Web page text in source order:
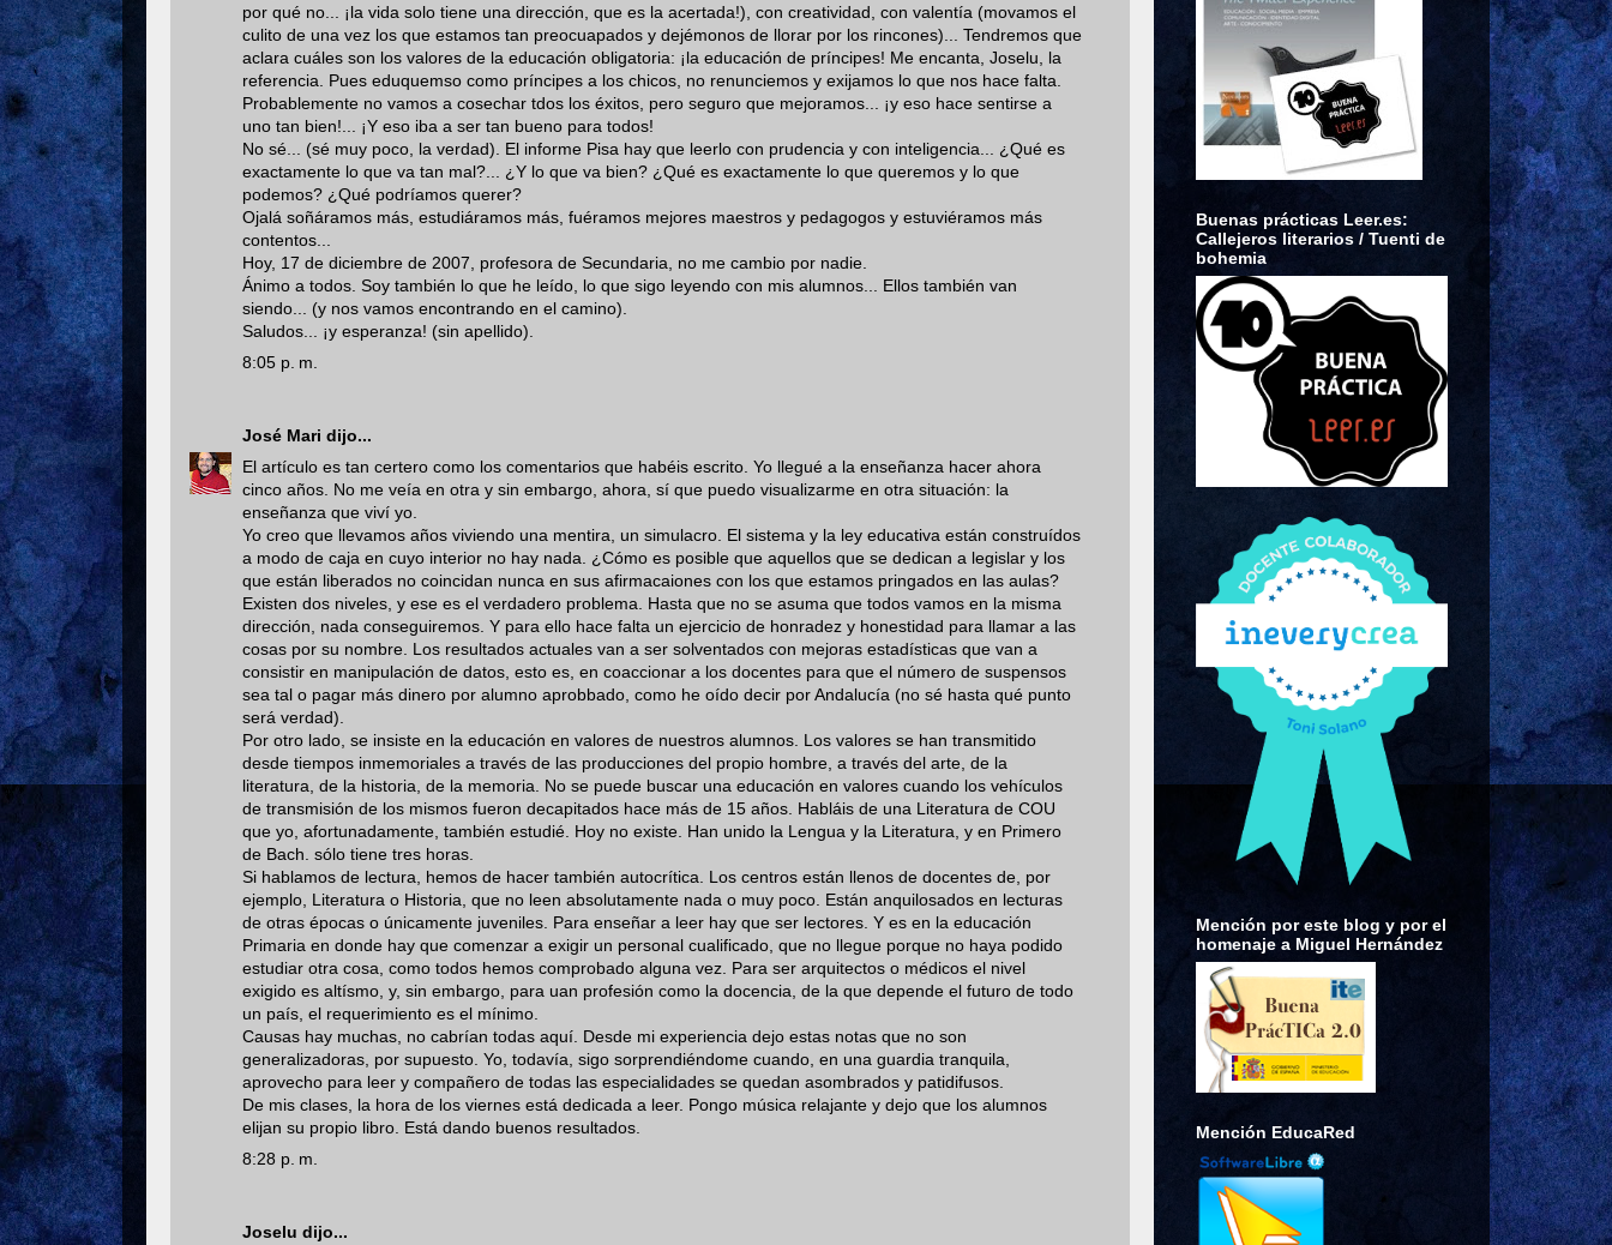
por qué no... ¡la vida solo tiene una dirección, que es la acertada!), con creatividad, con valentía (movamos el
culito de una vez los que estamos tan preocuapados y dejémonos de llorar por los rincones)... Tendremos que
aclara cuáles son los valores de la educación obligatoria: ¡la educación de príncipes! Me encanta, Joselu, la
referencia. Pues eduquemso como príncipes a los chicos, no renunciemos y exijamos lo que nos hace falta.
Probablemente no vamos a cosechar tdos los éxitos, pero seguro que mejoramos... ¡y eso hace sentirse a
uno tan bien!... ¡Y eso iba a ser tan bueno para todos!
No sé... (sé muy poco, la verdad). El informe Pisa hay que leerlo con prudencia y con inteligencia... ¿Qué es
exactamente lo que va tan mal?... ¿Y lo que va bien? ¿Qué es exactamente lo que queremos y lo que
podemos? ¿Qué podríamos querer?
Ojalá soñáramos más, estudiáramos más, fuéramos mejores maestros y pedagogos y estuviéramos más
contentos...
Hoy, 17 de diciembre de 2007, profesora de Secundaria, no me cambio por nadie.
Ánimo a todos. Soy también lo que he leído, lo que sigo leyendo con mis alumnos... Ellos también van
siendo... (y nos vamos encontrando en el camino).
Saludos... ¡y esperanza! (sin apellido).
8:05 p. m.
José Mari dijo...
El artículo es tan certero como los comentarios que habéis escrito. Yo llegué a la enseñanza hacer ahora
cinco años. No me veía en otra y sin embargo, ahora, sí que puedo visualizarme en otra situación: la
enseñanza que viví yo.
Yo creo que llevamos años viviendo una mentira, un simulacro. El sistema y la ley educativa están construídos
a modo de caja en cuyo interior no hay nada. ¿Cómo es posible que aquellos que se dedican a legislar y los
que están liberados no coincidan nunca en sus afirmacaiones con los que estamos pringados en las aulas?
Existen dos niveles, y ese es el verdadero problema. Hasta que no se asuma que todos vamos en la misma
dirección, nada conseguiremos. Y para ello hace falta un ejercicio de honradez y honestidad para llamar a las
cosas por su nombre. Los resultados actuales van a ser solventados con mejoras estadísticas que van a
consistir en manipulación de datos, esto es, en coaccionar a los docentes para que el número de suspensos
sea tal o pagar más dinero por alumno aprobbado, como he oído decir por Andalucía (no sé hasta qué punto
será verdad).
Por otro lado, se insiste en la educación en valores de nuestros alumnos. Los valores se han transmitido
desde tiempos inmemoriales a través de las producciones del propio hombre, a través del arte, de la
literatura, de la historia, de la memoria. No se puede buscar una educación en valores cuando los vehículos
de transmisión de los mismos fueron decapitados hace más de 15 años. Habláis de una Literatura de COU
que yo, afortunadamente, también estudié. Hoy no existe. Han unido la Lengua y la Literatura, y en Primero
de Bach. sólo tiene tres horas.
Si hablamos de lectura, hemos de hacer también autocrítica. Los centros están llenos de docentes de, por
ejemplo, Literatura o Historia, que no leen absolutamente nada o muy poco. Están anquilosados en lecturas
de otras épocas o únicamente juveniles. Para enseñar a leer hay que ser lectores. Y es en la educación
Primaria en donde hay que comenzar a exigir un personal cualificado, que no llegue porque no haya podido
estudiar otra cosa, como todos hemos comprobado alguna vez. Para ser arquitectos o médicos el nivel
exigido es altísmo, y, sin embargo, para uan profesión como la docencia, de la que depende el futuro de todo
un país, el requerimiento es el mínimo.
Causas hay muchas, no cabrían todas aquí. Desde mi experiencia dejo estas notas que no son
generalizadoras, por supuesto. Yo, todavía, sigo sorprendiéndome cuando, en una guardia tranquila,
aprovecho para leer y compañero de todas las especialidades se quedan asombrados y patidifusos.
De mis clases, la hora de los viernes está dedicada a leer. Pongo música relajante y dejo que los alumnos
elijan su propio libro. Está dando buenos resultados.
8:28 p. m.
Joselu dijo...
Buenas prácticas Leer.es:
Callejeros literarios / Tuenti de
bohemia
Mención por este blog y por el
homenaje a Miguel Hernández
Mención EducaRed